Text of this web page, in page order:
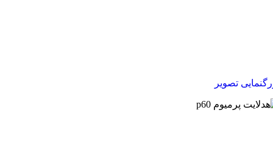
تصویر